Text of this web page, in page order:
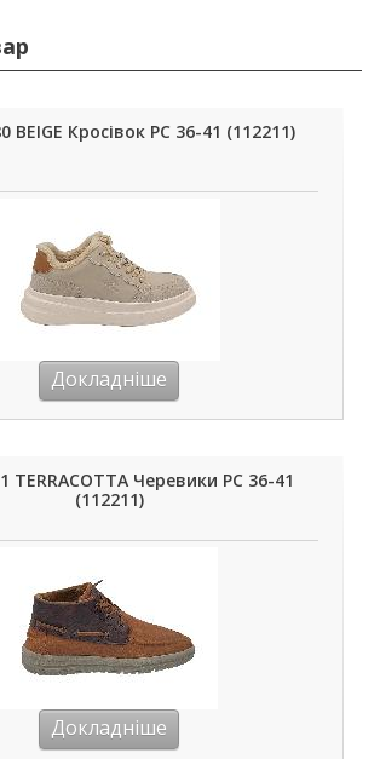
BEIGE Кросівок РС 36-41 (112211)
Докладніше
TERRACOTTA Черевики РС 36-41
(112211)
Докладніше